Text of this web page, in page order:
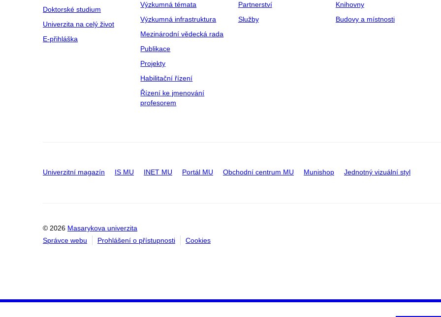
Doktorské studium
Univerzita na celý život
E-přihláška
Výzkumná témata
Výzkumná infrastruktura
Mezinárodní vědecká rada
Publikace
Projekty
Habilitační řízení
Řízení ke jmenování
profesorem
Partnerství
Služby
Knihovny
Budovy a místnosti
Univerzitní magazín IS MU INET MU Portál MU Obchodní centrum MU Munishop Jednotný vizuální styl
© 2026 Masarykova univerzita
Správce webu
Prohlášení o přístupnosti Cookies